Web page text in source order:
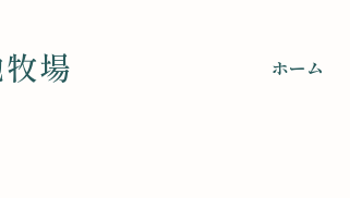
場 ホーム